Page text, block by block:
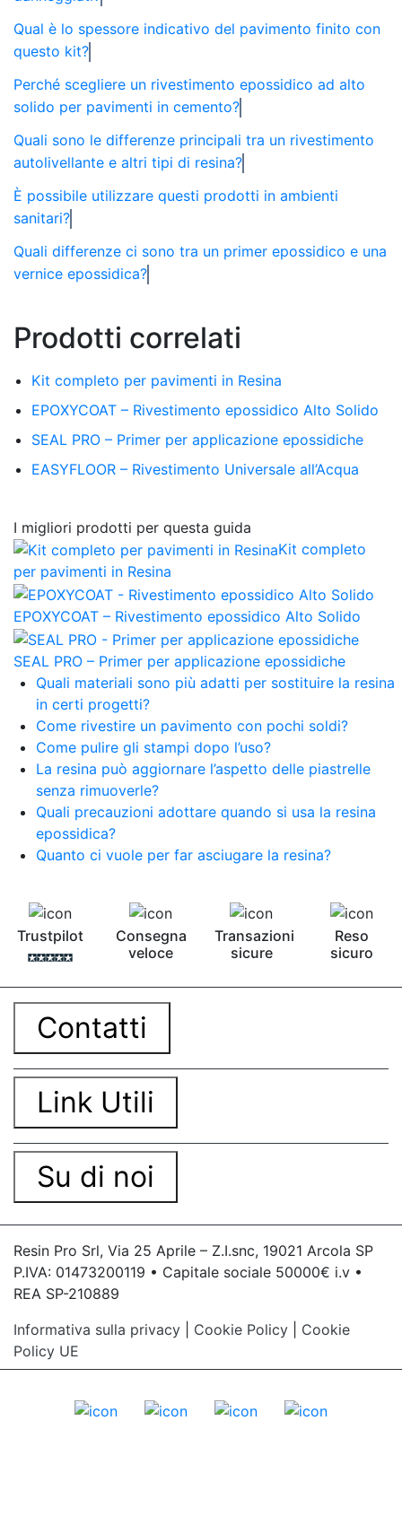
Qual è lo spessore indicativo del pavimento finito con
questo kit?
Perché scegliere un rivestimento epossidico ad alto
solido per pavimenti in cemento?
Quali sono le differenze principali tra un rivestimento
autolivellante e altri tipi di resina?
È possibile utilizzare questi prodotti in ambienti
sanitari?
Quali differenze ci sono tra un primer epossidico e una
vernice epossidica?
Prodotti correlati
Kit completo per pavimenti in Resina
EPOXYCOAT – Rivestimento epossidico Alto Solido
SEAL PRO – Primer per applicazione epossidiche
EASYFLOOR – Rivestimento Universale all’Acqua
I migliori prodotti per questa guida
Kit completo
per pavimenti in Resina
EPOXYCOAT – Rivestimento epossidico Alto Solido
SEAL PRO – Primer per applicazione epossidiche
Quali materiali sono più adatti per sostituire la resina
in certi progetti?
Come rivestire un pavimento con pochi soldi?
Come pulire gli stampi dopo l’uso?
La resina può aggiornare l’aspetto delle piastrelle
senza rimuoverle?
Quali precauzioni adottare quando si usa la resina
epossidica?
Quanto ci vuole per far asciugare la resina?
Trustpilot
Consegna
veloce
Transazioni
sicure
Reso
sicuro
Contatti
Link Utili
Su di noi
Resin Pro Srl, Via 25 Aprile – Z.I.snc, 19021 Arcola SP
P.IVA: 01473200119 • Capitale sociale 50000€ i.v •
REA SP-210889
Informativa sulla privacy
Cookie Policy
Cookie
Policy UE